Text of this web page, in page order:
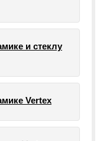
и стеклу
Vertex